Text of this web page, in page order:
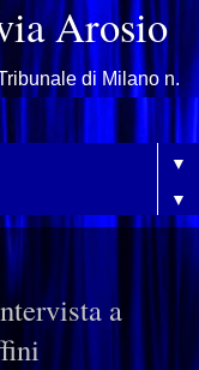
Arosio
di Milano n.
▼
▼
a